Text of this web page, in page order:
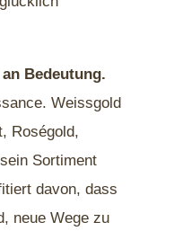
Bedeutung.
Weissgold
Roségold,
Sortiment
davon, dass
neue Wege zu